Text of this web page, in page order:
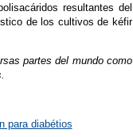
resultantes del
de los cultivos de kéfir
partes del mundo como
para diabétios